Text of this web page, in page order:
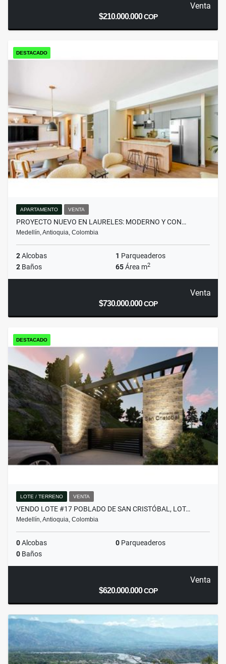
Venta
$210.000.000COP
DESTACADO
APARTAMENTO VENTA
PROYECTO NUEVO EN LAURELES: MODERNO Y CON…
Medellín, Antioquia, Colombia
2Alcobas 1 Parqueaderos
2 Baños 65Área m2
Venta
$730.000.000COP
DESTACADO
LOTE / TERRENO VENTA
VENDO LOTE #17 POBLADO DE SAN CRISTÓBAL, LOT…
Medellín, Antioquia, Colombia
0Alcobas 0 Parqueaderos
0 Baños
Venta
$620.000.000COP